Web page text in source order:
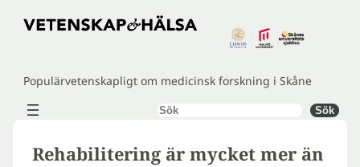
Hoppa
Populärvetenskapligt om medicinsk forskning i Skåne
Sök Sök
Rehabilitering är mycket mer än